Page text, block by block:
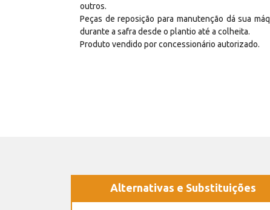
outros.
Peças de reposição para manutenção dá sua
durante a safra desde o plantio até a colheita.
Produto vendido por concessionário autorizado.
Alternativas e Substituições